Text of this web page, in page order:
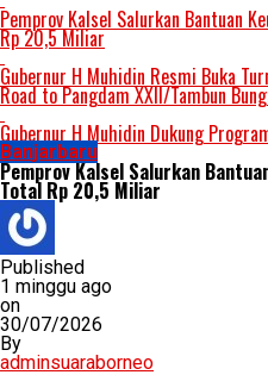
Pemprov Kalsel Salurkan Bantuan
Rp 20,5 Miliar
Gubernur H Muhidin Resmi Buka
Road to Pangdam XXII/Tambun
Gubernur H Muhidin Dukung
Banjarbaru
Pemprov Kalsel Salurkan
Total Rp 20,5 Miliar
Published
1 minggu ago
on
30/07/2026
By
adminsuaraborneo